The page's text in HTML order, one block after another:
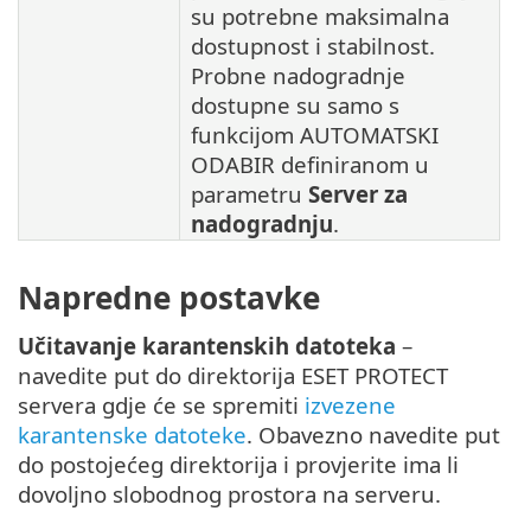
su potrebne maksimalna
dostupnost i stabilnost.
Probne nadogradnje
dostupne su samo s
funkcijom AUTOMATSKI
ODABIR definiranom u
parametru Server za
nadogradnju.
Napredne postavke
Učitavanje karantenskih datoteka –
navedite put do direktorija ESET PROTECT
servera gdje će se spremiti izvezene
karantenske datoteke. Obavezno navedite put
do postojećeg direktorija i provjerite ima li
dovoljno slobodnog prostora na serveru.